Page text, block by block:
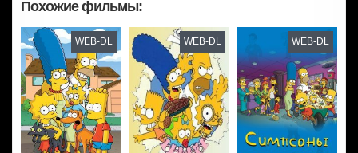
Похожие фильмы:
WEB-DL WEB-DL WEB-DL